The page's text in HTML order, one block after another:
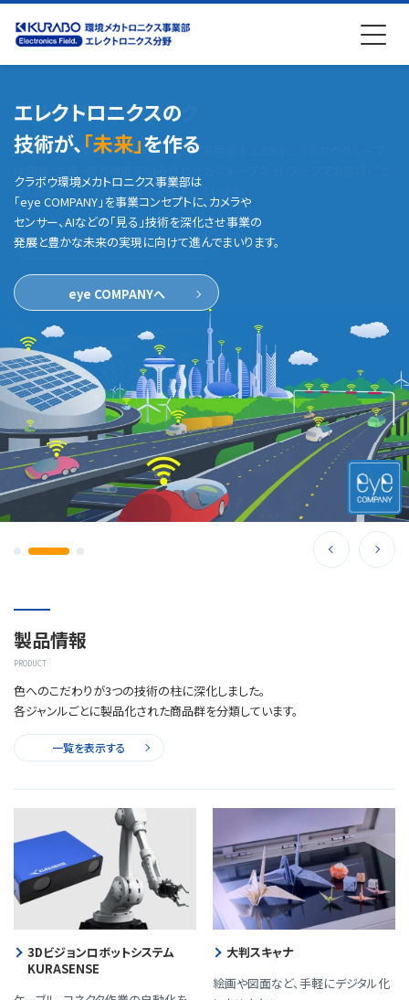
色へのこだわりが
「独創」を生みだした
「調色・計量」「情報処理」「検査・計測」の3つの
許さないテクノロジーに立脚したソリューションを提供しつづけます。
事業部概要へ
エレクトロニクスの
技術が、「未来」を作る
クラボウ環境メカトロニクス事業部は
「eye COMPANY」を事業コンセプトに、カメラや
センサー、AIなどの「見る」技術を深化させ事業の
発展と豊かな未来の実現に向けて進んでまいります。
eye COMPANYへ
グループネットワーク
各国・地域の文化と共に発展することを目指すとともに、
っての最適なソリューションを提供しています。
事業所マップへ
色へのこだわりが
「独創」を生みだした
「調色・計量」「情報処理」「検査・計測」の3つの
許さないテクノロジーに立脚したソリューションを提供しつづけます。
事業部概要へ
エレクトロニクスの
技術が、「未来」を作る
クラボウ環境メカトロニクス事業部は
「eye COMPANY」を事業コンセプトに、カメラや
センサー、AIなどの「見る」技術を深化させ事業の
発展と豊かな未来の実現に向けて進んでまいります。
eye COMPANYへ
製品情報
PRODUCT
色へのこだわりが3つの技術の柱に深化しました。
各ジャンルごとに製品化された商品群を分類しています。
一覧を表示する
3Dビジョンロボットシステム
KURASENSE
大判スキャナ
絵画や図面など、手軽にデジタル化